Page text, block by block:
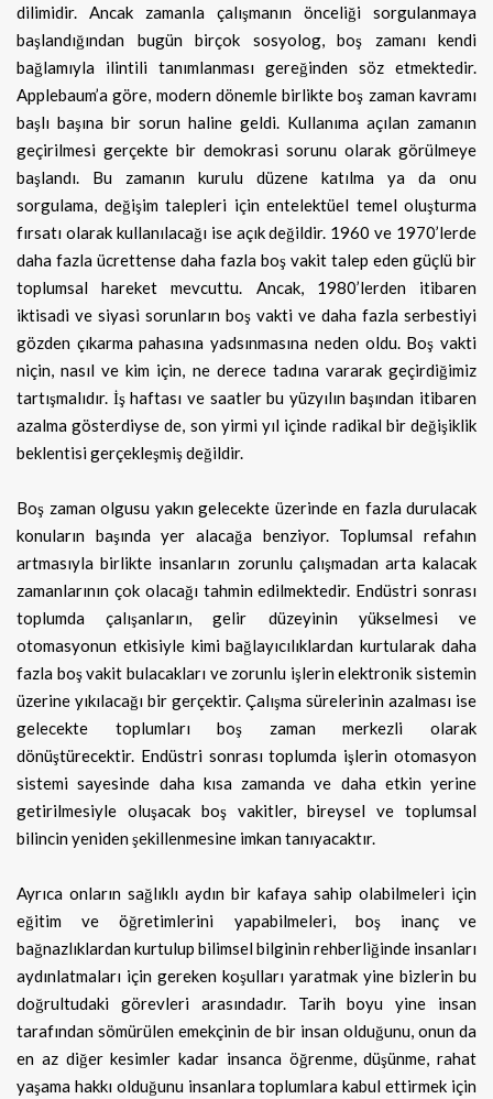
dilimidir. Ancak zamanla çalışmanın önceliği sorgulanmaya
başlandığından bugün birçok sosyolog, boş zamanı kendi
bağlamıyla ilintili tanımlanması gereğinden söz etmektedir.
Applebaum’a göre, modern dönemle birlikte boş zaman kavramı
başlı başına bir sorun haline geldi. Kullanıma açılan zamanın
geçirilmesi gerçekte bir demokrasi sorunu olarak görülmeye
başlandı. Bu zamanın kurulu düzene katılma ya da onu
sorgulama, değişim talepleri için entelektüel temel oluşturma
fırsatı olarak kullanılacağı ise açık değildir. 1960 ve 1970’lerde
daha fazla ücrettense daha fazla boş vakit talep eden güçlü bir
toplumsal hareket mevcuttu. Ancak, 1980’lerden itibaren
iktisadi ve siyasi sorunların boş vakti ve daha fazla serbestiyi
gözden çıkarma pahasına yadsınmasına neden oldu. Boş vakti
niçin, nasıl ve kim için, ne derece tadına vararak geçirdiğimiz
tartışmalıdır. İş haftası ve saatler bu yüzyılın başından itibaren
azalma gösterdiyse de, son yirmi yıl içinde radikal bir değişiklik
beklentisi gerçekleşmiş değildir.
Boş zaman olgusu yakın gelecekte üzerinde en fazla durulacak
konuların başında yer alacağa benziyor. Toplumsal refahın
artmasıyla birlikte insanların zorunlu çalışmadan arta kalacak
zamanlarının çok olacağı tahmin edilmektedir. Endüstri sonrası
toplumda çalışanların, gelir düzeyinin yükselmesi ve
otomasyonun etkisiyle kimi bağlayıcılıklardan kurtularak daha
fazla boş vakit bulacakları ve zorunlu işlerin elektronik sistemin
üzerine yıkılacağı bir gerçektir. Çalışma sürelerinin azalması ise
gelecekte toplumları boş zaman merkezli olarak
dönüştürecektir. Endüstri sonrası toplumda işlerin otomasyon
sistemi sayesinde daha kısa zamanda ve daha etkin yerine
getirilmesiyle oluşacak boş vakitler, bireysel ve toplumsal
bilincin yeniden şekillenmesine imkan tanıyacaktır.
Ayrıca onların sağlıklı aydın bir kafaya sahip olabilmeleri için
eğitim ve öğretimlerini yapabilmeleri, boş inanç ve
bağnazlıklardan kurtulup bilimsel bilginin rehberliğinde insanları
aydınlatmaları için gereken koşulları yaratmak yine bizlerin bu
doğrultudaki görevleri arasındadır. Tarih boyu yine insan
tarafından sömürülen emekçinin de bir insan olduğunu, onun da
en az diğer kesimler kadar insanca öğrenme, düşünme, rahat
yaşama hakkı olduğunu insanlara toplumlara kabul ettirmek için